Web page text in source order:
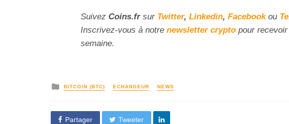
Suivez Coins.fr sur Twitter, Linkedin, Facebookou
Inscrivez-vous à notre newsletter crypto pour recevoir
semaine.
BITCOIN (BTC) ECHANGEUR NEWS
Partager Tweeter